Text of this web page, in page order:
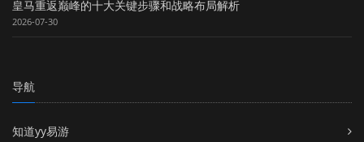
皇马重返巅峰的十大关键步骤和战略布局解析
2026-07-30
导航
知道yy易游